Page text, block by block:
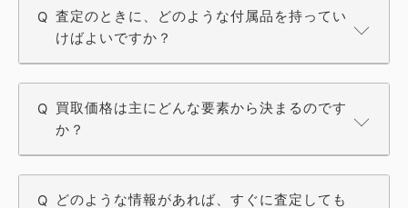
査定のときに、どのような付属品を持ってい
けばよいですか？
買取価格は主にどんな要素から決まるのです
か？
どのような情報があれば、すぐに査定しても